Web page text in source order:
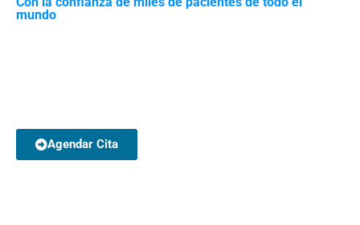
mundo
Agendar Cita